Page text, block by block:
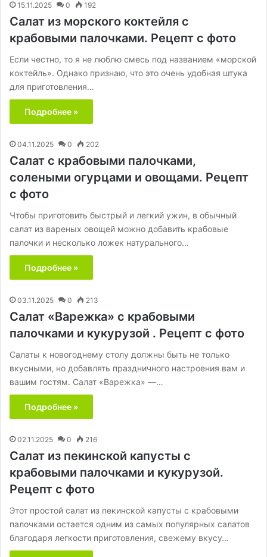
15.11.2025 0 192
Салат из морского коктейля с
крабовыми палочками. Рецепт с фото
Если честно, то я не люблю смесь под названием «морской
коктейль». Однако признаю, что это очень удобная штука
для приготовления…
Подробнее »
04.11.2025 0 202
Салат с крабовыми палочками,
солеными огурцами и овощами. Рецепт
с фото
Чтобы приготовить быстрый и легкий ужин, в обычный
салат из вареных овощей можно добавить крабовые
палочки и несколько ложек натурального…
Подробнее »
03.11.2025 0 213
Салат «Варежка» с крабовыми
палочками и кукурузой . Рецепт с фото
Салаты к новогоднему столу должны быть не только
вкусными, но добавлять праздничного настроения вам и
вашим гостям. Салат «Варежка» —…
Подробнее »
02.11.2025 0 216
Салат из пекинской капусты с
крабовыми палочками и кукурузой.
Рецепт с фото
Этот простой салат из пекинской капусты с крабовыми
палочками остается одним из самых популярных салатов
благодаря легкости приготовления, свежему вкусу…